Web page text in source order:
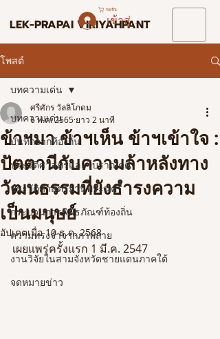
LEK-PRAPAI VIRIYAHPANT
รถเข็น
เข้าสู่ระบบ
โพสต์
บทความเด่น
บันทึกจากท้องถิ่น
ประวัติศาสตร์และโบราณคดี
ประวัติศาสตร์ย่านพระนคร
กระบวนการพิพิธภัณฑ์ท้องถิ่น
ความทรงจำจากภาพถ่าย
งานวิจัยในสามจังหวัดชายแดนภาคใต้
จดหมายข่าว
บทความเด่น
ข้าฯมา ข้าฯเห็น ข้าฯเข้าใจ :
ปัตตานีกับความล้าหลังทาง
วัฒนธรรมที่ยังธำรงความ
เป็นมนุษย์
ศรีศักร วัลลิโภดม
6 พ.ค. 2565 ยาว 2 นาที
อัปเดตเมื่อ10 ธ.ค. 2568
เผยแพร่ครั้งแรก 1 มี.ค. 2547